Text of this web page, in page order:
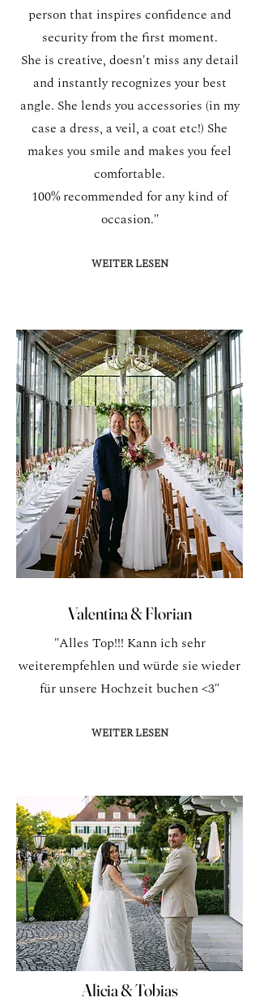
person that inspires confidence and
security from the first moment.
She is creative, doesn't miss any detail
and instantly recognizes your best
angle. She lends you accessories (in my
case a dress, a veil, a coat etc!) She
makes you smile and makes you feel
comfortable.
100% recommended for any kind of
occasion."
WEITER LESEN
Valentina & Florian
"Alles Top!!! Kann ich sehr
weiterempfehlen und würde sie wieder
für unsere Hochzeit buchen <3"
WEITER LESEN
Alicia & Tobias